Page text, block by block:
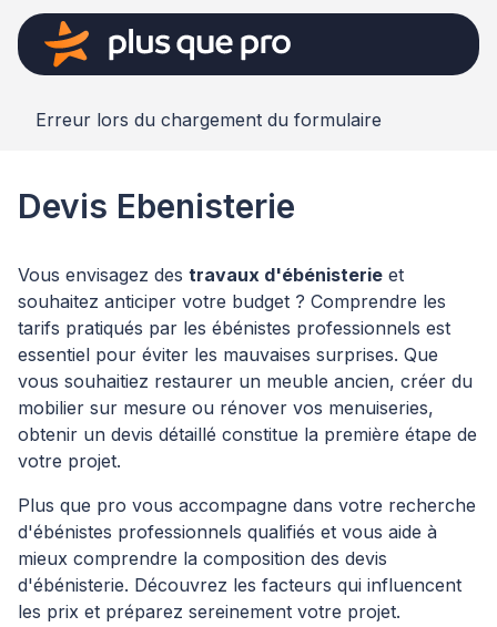
Erreur lors du chargement du formulaire
Devis Ebenisterie
Vous envisagez des travaux d'ébénisterie et
souhaitez anticiper votre budget ? Comprendre les
tarifs pratiqués par les ébénistes professionnels est
essentiel pour éviter les mauvaises surprises. Que
vous souhaitiez restaurer un meuble ancien, créer du
mobilier sur mesure ou rénover vos menuiseries,
obtenir un devis détaillé constitue la première étape de
votre projet.
Plus que pro vous accompagne dans votre recherche
d'ébénistes professionnels qualifiés et vous aide à
mieux comprendre la composition des devis
d'ébénisterie. Découvrez les facteurs qui influencent
les prix et préparez sereinement votre projet.